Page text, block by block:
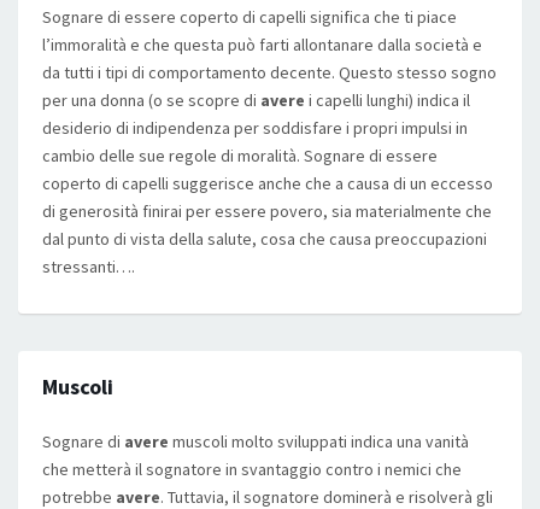
Sognare di essere coperto di capelli significa che ti piace
l’immoralità e che questa può farti allontanare dalla società e
da tutti i tipi di comportamento decente. Questo stesso sogno
per una donna (o se scopre di avere i capelli lunghi) indica il
desiderio di indipendenza per soddisfare i propri impulsi in
cambio delle sue regole di moralità. Sognare di essere
coperto di capelli suggerisce anche che a causa di un eccesso
di generosità finirai per essere povero, sia materialmente che
dal punto di vista della salute, cosa che causa preoccupazioni
stressanti….
Muscoli
Sognare di avere muscoli molto sviluppati indica una vanità
che metterà il sognatore in svantaggio contro i nemici che
potrebbe avere. Tuttavia, il sognatore dominerà e risolverà gli